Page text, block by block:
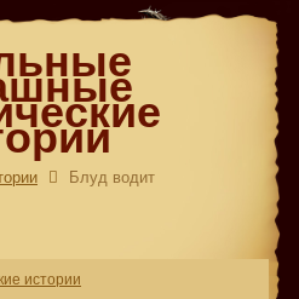
Блуд водит
истории